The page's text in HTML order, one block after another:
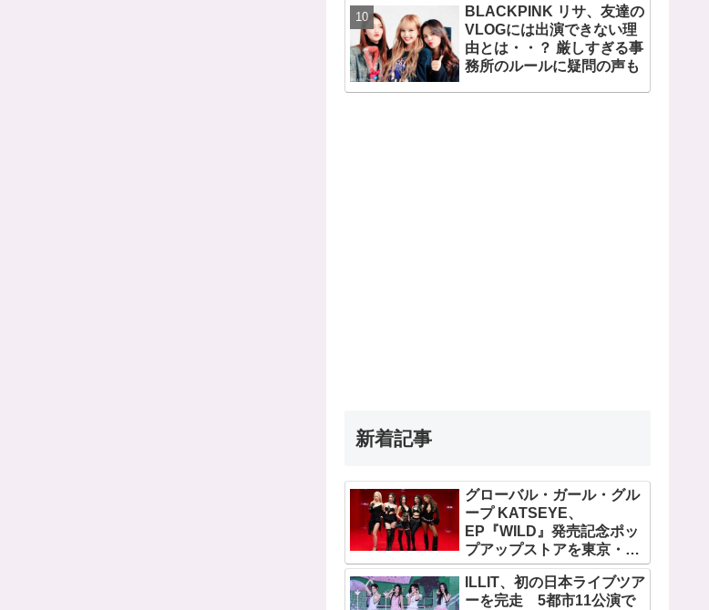
BLACKPINK リサ、友達の
VLOGには出演できない理
由とは・・？ 厳しすぎる事
務所のルールに疑問の声も
新着記事
グローバル・ガール・グル
ープ KATSEYE、
EP『WILD』発売記念ポッ
プアップストアを東京・原
宿で開催 限定グッズも登
場ILLIT、初の日本ライブツア
ーを完走 5都市11公演で